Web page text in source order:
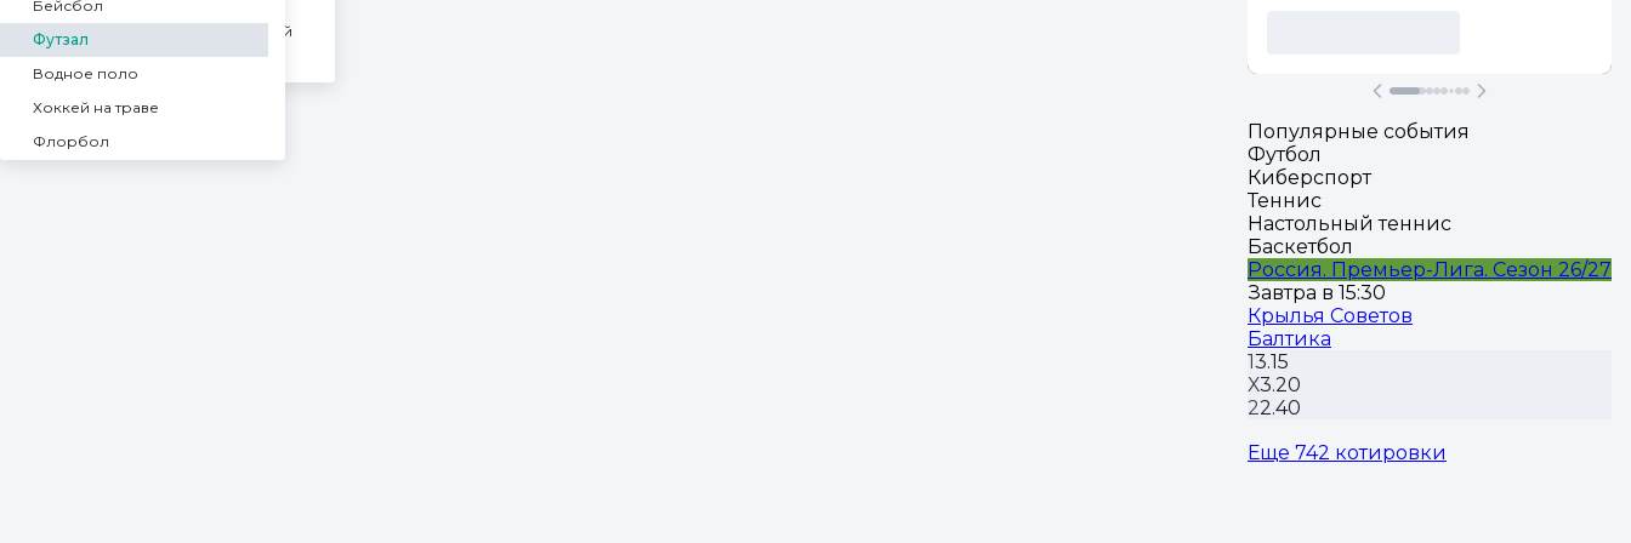
Популярные события
Футбол
Киберспорт
Теннис
Настольный теннис
Баскетбол
Россия. Премьер-Лига. Сезон 26/27
Завтра в 15:30
Крылья Советов
Балтика
13.15
Х3.20
22.40
Еще 742 котировки
Суперкубок. Новый Уренгой
Бейсбол
Футзал
Водное поло
Хоккей на траве
Флорбол